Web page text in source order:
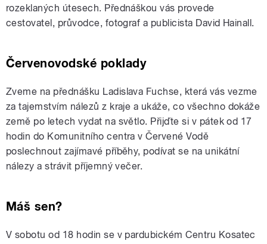
rozeklaných útesech. Přednáškou vás provede
cestovatel, průvodce, fotograf a publicista David Hainall.
Červenovodské poklady
Zveme na přednášku Ladislava Fuchse, která vás vezme
za tajemstvím nálezů z kraje a ukáže, co všechno dokáže
země po letech vydat na světlo. Přijďte si v pátek od 17
hodin do Komunitního centra v Červené Vodě
poslechnout zajímavé příběhy, podívat se na unikátní
nálezy a strávit příjemný večer.
Máš sen?
V sobotu od 18 hodin se v pardubickém Centru Kosatec